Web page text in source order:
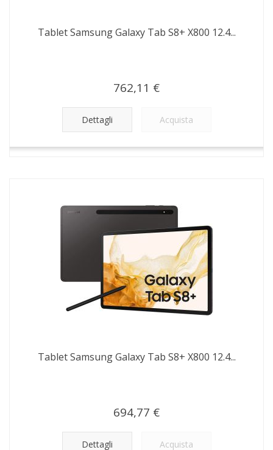
Tablet Samsung Galaxy Tab S8+ X800 12.4...
762,11 €
Dettagli Acquista
Tablet Samsung Galaxy Tab S8+ X800 12.4...
694,77 €
Dettagli Acquista